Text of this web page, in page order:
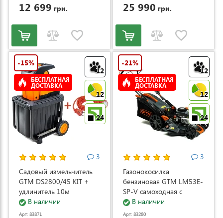
12 699 грн. 25 990 грн.
12
12
24
-15%
БЕСПЛАТНАЯ
ДОСТАВКА
3
Садовый измельчитель
GTM DS2800/45 KIT +
удлинитель 10м
(DS2800/45_KIT+ext.cord)
В наличии
Арт: 83871
12
12
24
-21%
БЕСПЛАТНАЯ
ДОСТАВКА
3
Газонокосилка
бензиновая GTM LM53E-
SP-V самоходная с
электростартером и
регулировкой скорости
В наличии
Арт: 83280